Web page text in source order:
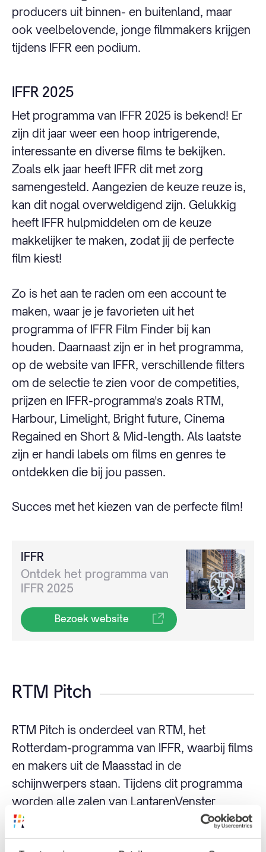
producers uit binnen- en buitenland, maar
ook veelbelovende, jonge filmmakers krijgen
tijdens IFFR een podium.
IFFR 2025
Het programma van IFFR 2025 is bekend! Er
zijn dit jaar weer een hoop intrigerende,
interessante en diverse films te bekijken.
Zoals elk jaar heeft IFFR dit met zorg
samengesteld. Aangezien de keuze reuze is,
kan dit nogal overweldigend zijn. Gelukkig
heeft IFFR hulpmiddelen om de keuze
makkelijker te maken, zodat jij de perfecte
film kiest!
Zo is het aan te raden om een account te
maken, waar je je favorieten uit het
programma of IFFR Film Finder bij kan
houden. Daarnaast zijn er in het programma,
op de website van IFFR, verschillende filters
om de selectie te zien voor de competities,
prijzen en IFFR-programma's zoals RTM,
Harbour, Limelight, Bright future, Cinema
Regained en Short & Mid-length. Als laatste
zijn er handi labels om films en genres te
ontdekken die bij jou passen.
Succes met het kiezen van de perfecte film!
IFFR
Ontdek het programma van
IFFR 2025
Bezoek website
RTM Pitch
RTM Pitch is onderdeel van RTM, het
Rotterdam-programma van IFFR, waarbij films
en makers uit de Maasstad in de
schijnwerpers staan. Tijdens dit programma
worden alle zalen van LantarenVenster
gevuld met de nieuwste korte en feature
films, Rotterdamse klassiekers, events, talks,